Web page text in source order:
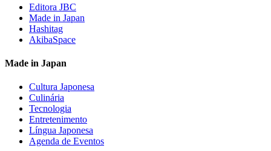
Editora JBC
Made in Japan
Hashitag
AkibaSpace
Made in Japan
Cultura Japonesa
Culinária
Tecnologia
Entretenimento
Língua Japonesa
Agenda de Eventos